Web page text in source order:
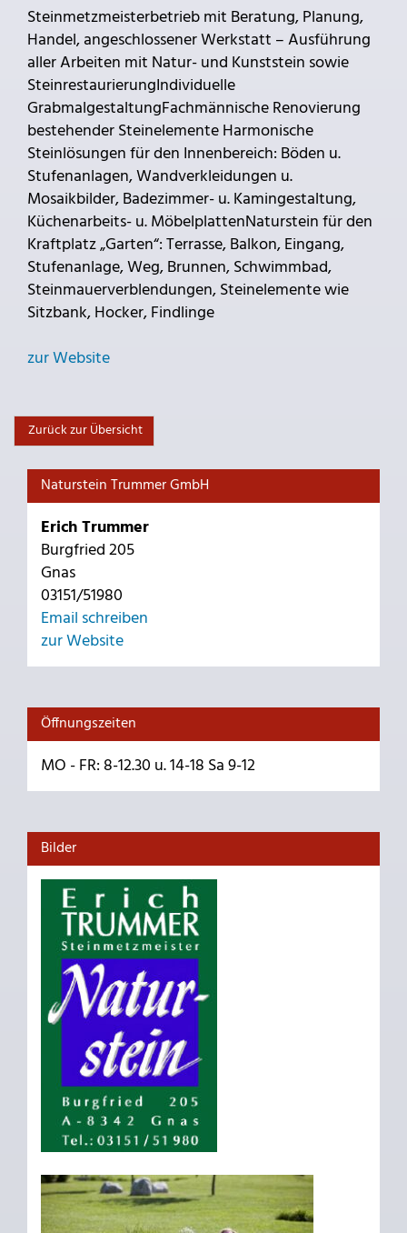
Steinmetzmeisterbetrieb mit Beratung, Planung,
Handel, angeschlossener Werkstatt – Ausführung
aller Arbeiten mit Natur- und Kunststein sowie
SteinrestaurierungIndividuelle
GrabmalgestaltungFachmännische Renovierung
bestehender Steinelemente Harmonische
Steinlösungen für den Innenbereich: Böden u.
Stufenanlagen, Wandverkleidungen u.
Mosaikbilder, Badezimmer- u. Kamingestaltung,
Küchenarbeits- u. MöbelplattenNaturstein für den
Kraftplatz „Garten“: Terrasse, Balkon, Eingang,
Stufenanlage, Weg, Brunnen, Schwimmbad,
Steinmauerverblendungen, Steinelemente wie
Sitzbank, Hocker, Findlinge
zur Website
Zurück zur Übersicht
Naturstein Trummer GmbH
Erich Trummer
Burgfried 205
Gnas
03151/51980
Email schreiben
zur Website
Öffnungszeiten
MO - FR: 8-12.30 u. 14-18 Sa 9-12
Bilder